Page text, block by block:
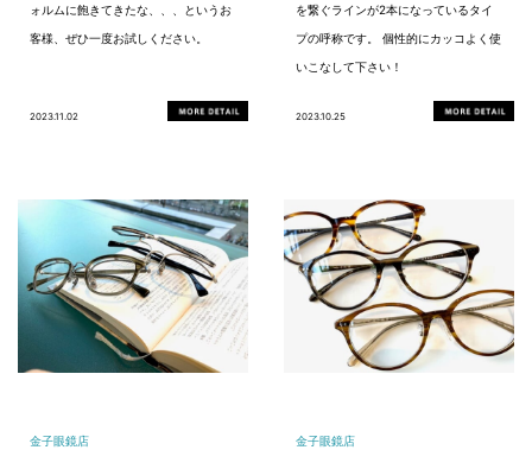
ォルムに飽きてきたな、、、というお
客様、ぜひ一度お試しください。
2023.11.02
を繋ぐラインが2本になっているタイ
プの呼称です。 個性的にカッコよく使
いこなして下さい！
2023.10.25
金子眼鏡店 金子眼鏡店